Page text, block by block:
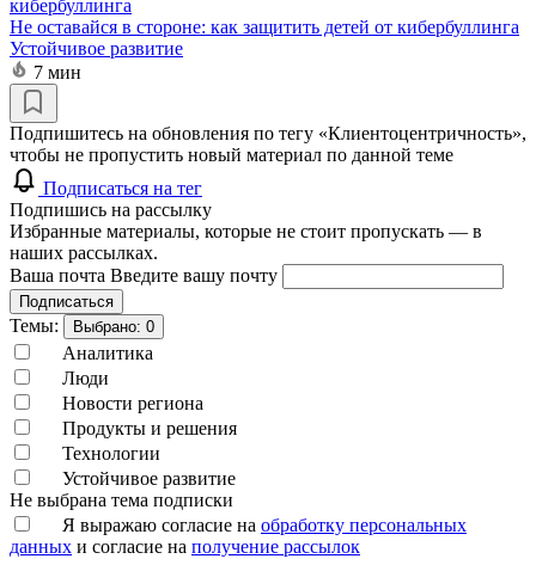
Не оставайся в стороне: как защитить детей от кибербуллинга
Устойчивое развитие
7 мин
Подпишитесь на обновления по тегу «Клиентоцентричность»,
чтобы не пропустить новый материал по данной теме
Подписаться на тег
Подпишись на рассылку
Избранные материалы, которые не стоит пропускать — в
наших рассылках.
Ваша почта Введите вашу почту
Подписаться
Темы: Выбрано: 0
Аналитика
Люди
Новости региона
Продукты и решения
Технологии
Устойчивое развитие
Не выбрана тема подписки
Я выражаю согласие на обработку персональных
данных и согласие на получение рассылок